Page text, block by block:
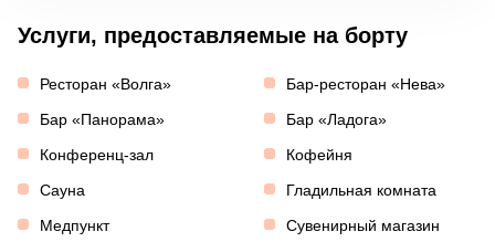
Услуги, предоставляемые на борту
Ресторан «Волга»
Бар-ресторан «Нева»
Бар «Панорама»
Бар «Ладога»
Конференц-зал
Кофейня
Сауна
Гладильная комната
Медпункт
Сувенирный магазин